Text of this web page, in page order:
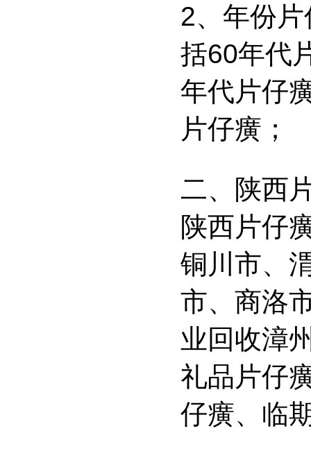
2、年份
括60年代
年代片仔
片仔癀；
二、陕西
陕西片仔
铜川市、
市、商洛
业回收漳
礼品片仔
仔癀、临